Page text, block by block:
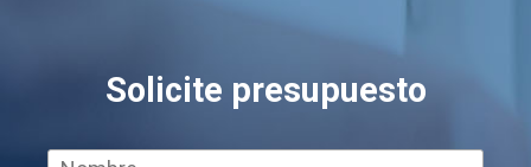
Solicite presupuesto